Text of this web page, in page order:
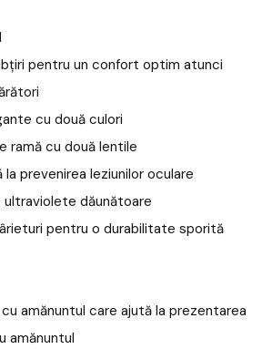
pentru un confort optim atunci
cu două culori
ramă cu două lentile
prevenirea leziunilor oculare
dăunătoare
pentru o durabilitate sporită
amănuntul care ajută la prezentarea
amănuntul